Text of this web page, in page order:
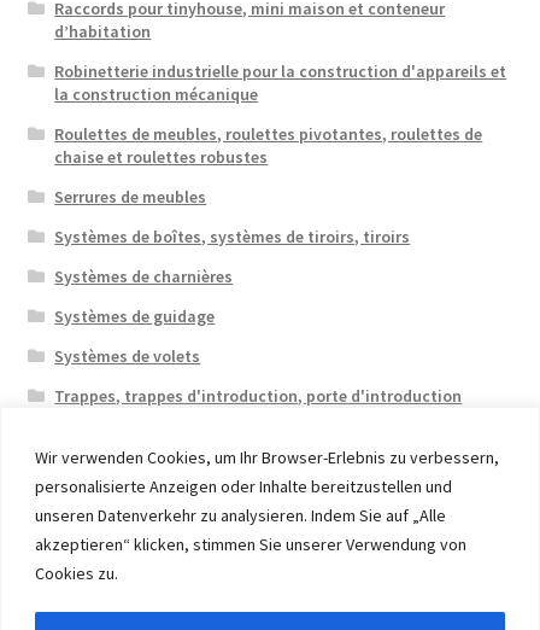
Wir verwenden Cookies, um Ihr Browser-Erlebnis zu verbessern,
personalisierte Anzeigen oder Inhalte bereitzustellen und
unseren Datenverkehr zu analysieren. Indem Sie auf „Alle
akzeptieren“ klicken, stimmen Sie unserer Verwendung von
Cookies zu.
Raccords pour tinyhouse, mini maison et conteneur
d’habitation
Robinetterie industrielle pour la construction d'appareils et
la construction mécanique
Roulettes de meubles, roulettes pivotantes, roulettes de
chaise et roulettes robustes
Serrures de meubles
Systèmes de boîtes, systèmes de tiroirs, tiroirs
Systèmes de charnières
Systèmes de guidage
Systèmes de volets
Trappes, trappes d'introduction, porte d'introduction
© 2026 Eruon Trade UG, Germany, member of the ERUON